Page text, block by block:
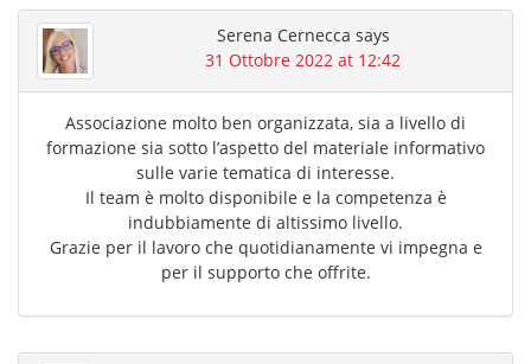
Serena Cernecca says
31 Ottobre 2022 at 12:42
Associazione molto ben organizzata, sia a livello di
formazione sia sotto l’aspetto del materiale informativo
sulle varie tematica di interesse.
Il team è molto disponibile e la competenza è
indubbiamente di altissimo livello.
Grazie per il lavoro che quotidianamente vi impegna e
per il supporto che offrite.